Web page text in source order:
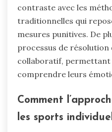
contraste avec les
traditionnelles qui
mesures punitives. De
processus de résolution
collaboratif, permettant
comprendre leurs
Comment
les sports